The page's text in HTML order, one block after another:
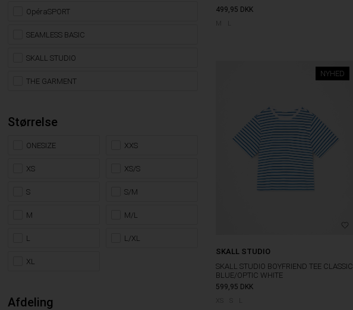
OpéraSPORT
SEAMLESS BASIC
SKALL STUDIO
THE GARMENT
Størrelse
ONESIZE XXS
XS XS/S
S S/M
M M/L
L L/XL
XL
Afdeling
499,95 DKK
M
NYHED
SKALL STUDIO
SKALL STUDIO BOYFRIEND TEE CLASSIC
BLUE/OPTIC WHITE
599,95 DKK